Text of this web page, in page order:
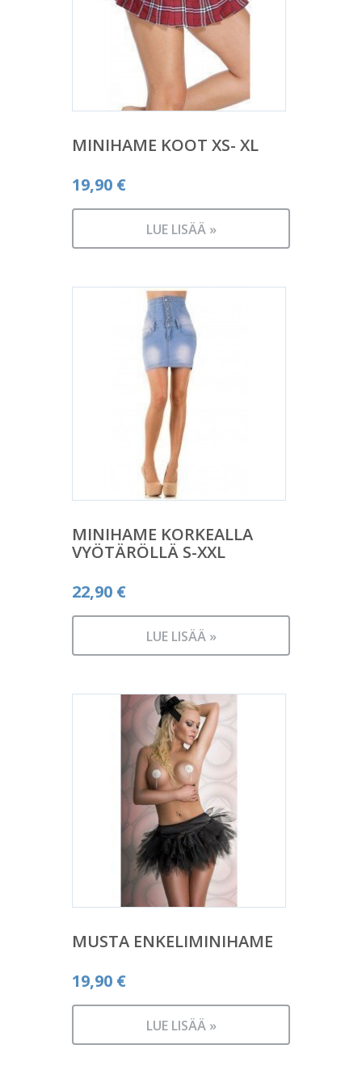
MINIHAME KOOT XS- XL
19,90 €
LUE LISÄÄ »
MINIHAME KORKEALLA
VYÖTÄRÖLLÄ S-XXL
22,90 €
LUE LISÄÄ »
MUSTA ENKELIMINIHAME
19,90 €
LUE LISÄÄ »